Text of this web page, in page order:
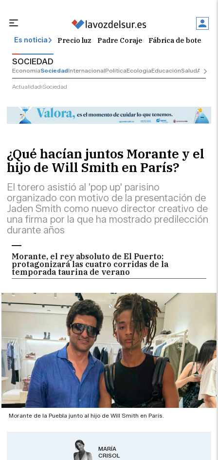
Es noticia Precio luz Padre Coraje Fábrica de botellas
SOCIEDAD
EconomíaSociedadInternacionalPolíticaEcologíaEducaciónSalud
Actualidad Sociedad
¿Qué hacían juntos Morante y el
hijo de Will Smith en París?
El torero asistió al 'pop up' parisino
organizado con motivo de la presentación de
Jaden Smith como nuevo director creativo de
una firma por la que ha mostrado predilección
durante años
Morante, el rey absoluto de El Puerto:
protagonizará las cuatro corridas de la
temporada taurina de verano
Morante de la Puebla junto al hijo de Will Smith en París.
MARÍA
CRISOL